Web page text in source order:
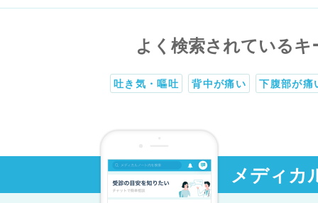
よく検索されているキ
吐き気・嘔吐 背中が痛い 下腹部が痛
メディカ